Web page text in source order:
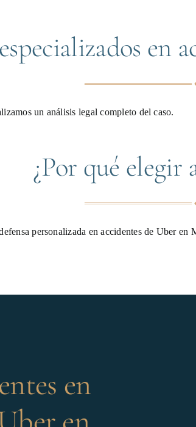
en
un análisis legal completo del caso.
¿Por qué
personalizada en accidentes de Uber en
en